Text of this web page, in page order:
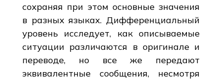
сохраняя при этом основные значения
в разных языках. Дифференциальный
уровень исследует, как описываемые
ситуации различаются в оригинале и
переводе, но все же передают
эквивалентные сообщения, несмотря